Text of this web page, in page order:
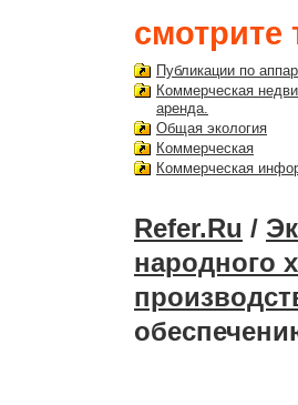
смотрите
Публикации по
Коммерческая
аренда.
Общая экология
Коммерческая
Коммерческая
Refer.Ru /
народного